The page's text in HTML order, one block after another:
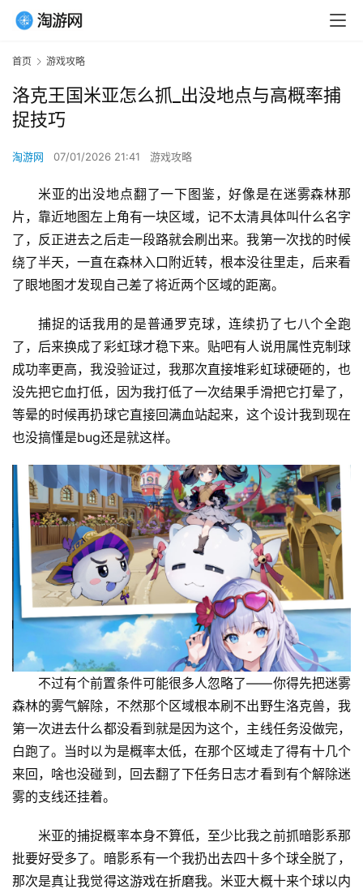
首页 游戏攻略
洛克王国米亚怎么抓_出没地点与高概率捕
捉技巧
淘游网 07/01/2026 21:41 游戏攻略
米亚的出没地点翻了一下图鉴，好像是在迷雾森林那
片，靠近地图左上角有一块区域，记不太清具体叫什么名字
了，反正进去之后走一段路就会刷出来。我第一次找的时候
绕了半天，一直在森林入口附近转，根本没往里走，后来看
了眼地图才发现自己差了将近两个区域的距离。
捕捉的话我用的是普通罗克球，连续扔了七八个全跑
了，后来换成了彩虹球才稳下来。贴吧有人说用属性克制球
成功率更高，我没验证过，我那次直接堆彩虹球硬砸的，也
没先把它血打低，因为我打低了一次结果手滑把它打晕了，
等晕的时候再扔球它直接回满血站起来，这个设计我到现在
也没搞懂是bug还是就这样。
不过有个前置条件可能很多人忽略了——你得先把迷雾
森林的雾气解除，不然那个区域根本刷不出野生洛克兽，我
第一次进去什么都没看到就是因为这个，主线任务没做完，
白跑了。当时以为是概率太低，在那个区域走了得有十几个
来回，啥也没碰到，回去翻了下任务日志才看到有个解除迷
雾的支线还挂着。
米亚的捕捉概率本身不算低，至少比我之前抓暗影系那
批要好受多了。暗影系有一个我扔出去四十多个球全脱了，
那次是真让我觉得这游戏在折磨我。米亚大概十来个球以内